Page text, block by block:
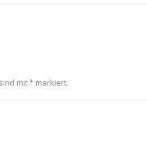
mit* markiert.